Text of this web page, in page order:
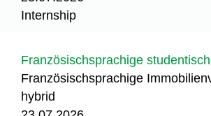
Internship
Französischsprachige
Französischsprachige
hybrid